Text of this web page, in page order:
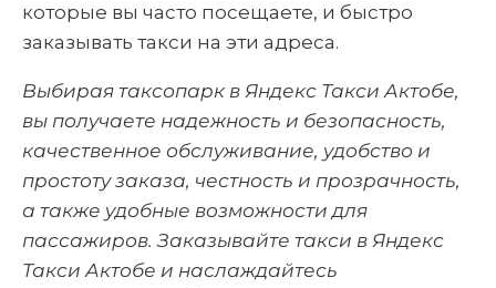
которые вы часто посещаете, и быстро
заказывать такси на эти адреса.
Выбирая таксопарк в Яндекс Такси Актобе,
вы получаете надежность и безопасность,
качественное обслуживание, удобство и
простоту заказа, честность и прозрачность,
а также удобные возможности для
пассажиров. Заказывайте такси в Яндекс
Такси Актобе и наслаждайтесь